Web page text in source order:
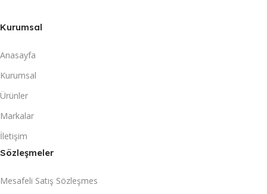
Kurumsal
Anasayfa
Kurumsal
Ürünler
Markalar
İletişim
Sözleşmeler
Mesafeli Satış Sözleşmes